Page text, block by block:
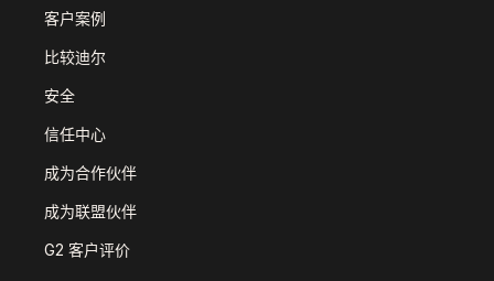
客户案例
比较迪尔
安全
信任中心
成为合作伙伴
成为联盟伙伴
G2 客户评价